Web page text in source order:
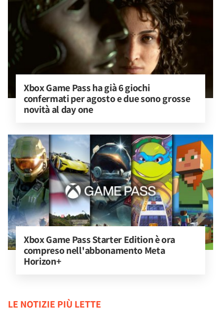
Xbox Game Pass ha già 6 giochi
confermati per agosto e due sono grosse
novità al day one
Xbox Game Pass Starter Edition è ora
compreso nell'abbonamento Meta
Horizon+
LE NOTIZIE PIÙ LETTE